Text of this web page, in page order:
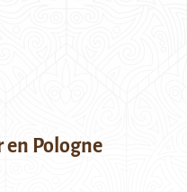
en Pologne